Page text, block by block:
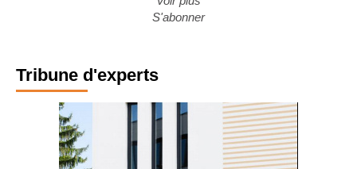
Voir plus
Tribune d'experts